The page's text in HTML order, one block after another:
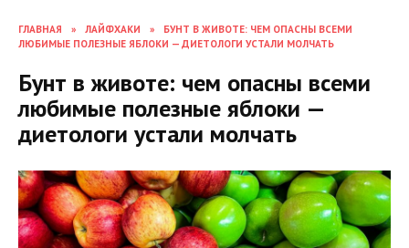
ГЛАВНАЯ » ЛАЙФХАКИ »
БУНТ В ЖИВОТЕ: ЧЕМ ОПАСНЫ ВСЕМИ
ЛЮБИМЫЕ ПОЛЕЗНЫЕ ЯБЛОКИ — ДИЕТОЛОГИ УСТАЛИ МОЛЧАТЬ
Бунт в животе: чем опасны всеми
любимые полезные яблоки —
диетологи устали молчать